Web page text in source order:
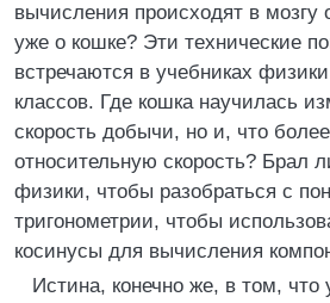
вычисления происходят в мозгу
уже о кошке? Эти технические
встречаются в учебниках
классов. Где кошка научилась
скорость добычи, но и, что
относительную скорость? Брал
физики, чтобы разобраться с
тригонометрии, чтобы
косинусы для вычисления
Истина, конечно же, в том, что